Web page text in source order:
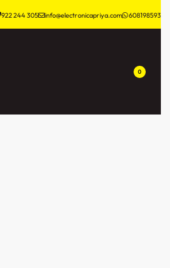
922 244 305 info@electronicapriya.com 608198593
0